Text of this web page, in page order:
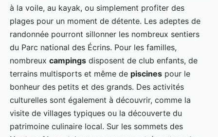
à la voile, au kayak, ou simplement profiter des
plages pour un moment de détente. Les adeptes de
randonnée pourront sillonner les nombreux sentiers
du Parc national des Écrins. Pour les familles,
nombreux campings disposent de club enfants, de
terrains multisports et même de piscines pour le
bonheur des petits et des grands. Des activités
culturelles sont également à découvrir, comme la
visite de villages typiques ou la découverte du
patrimoine culinaire local. Sur les sommets des